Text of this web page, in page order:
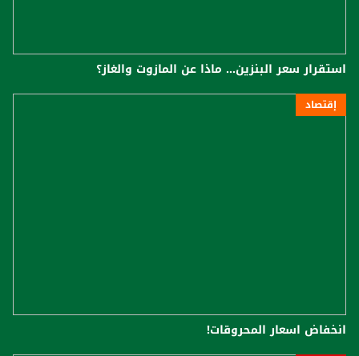
استقرار سعر البنزين... ماذا عن المازوت والغاز؟
إقتصاد
انخفاض اسعار المحروقات!